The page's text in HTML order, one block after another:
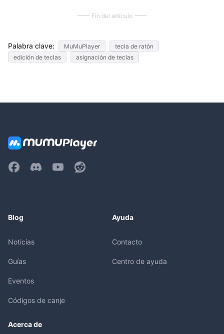
Fin del artículo
Palabra clave: MuMuPlayer
tecla de ratón
edición de teclas
asignación de teclas
Blog
Noticias
Guías
Eventos
Códigos de canje
Ayuda
Contacto
Centro de ayuda
Acerca de